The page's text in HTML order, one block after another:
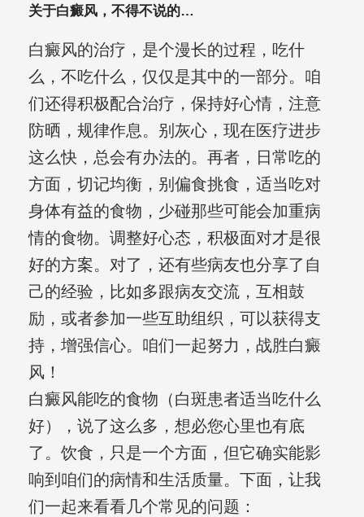
关于白癜风，不得不说的…
白癜风的治疗，是个漫长的过程，吃什
么，不吃什么，仅仅是其中的一部分。咱
们还得积极配合治疗，保持好心情，注意
防晒，规律作息。别灰心，现在医疗进步
这么快，总会有办法的。再者，日常吃的
方面，切记均衡，别偏食挑食，适当吃对
身体有益的食物，少碰那些可能会加重病
情的食物。调整好心态，积极面对才是很
好的方案。对了，还有些病友也分享了自
己的经验，比如多跟病友交流，互相鼓
励，或者参加一些互助组织，可以获得支
持，增强信心。咱们一起努力，战胜白癜
风！
白癜风能吃的食物（白斑患者适当吃什么
好），说了这么多，想必您心里也有底
了。饮食，只是一个方面，但它确实能影
响到咱们的病情和生活质量。下面，让我
们一起来看看几个常见的问题：